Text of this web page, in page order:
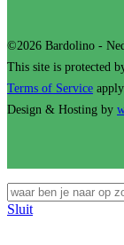
©2026 Bardolino -
This site is protected
Terms of Service
Design & Hosting by
Sluit